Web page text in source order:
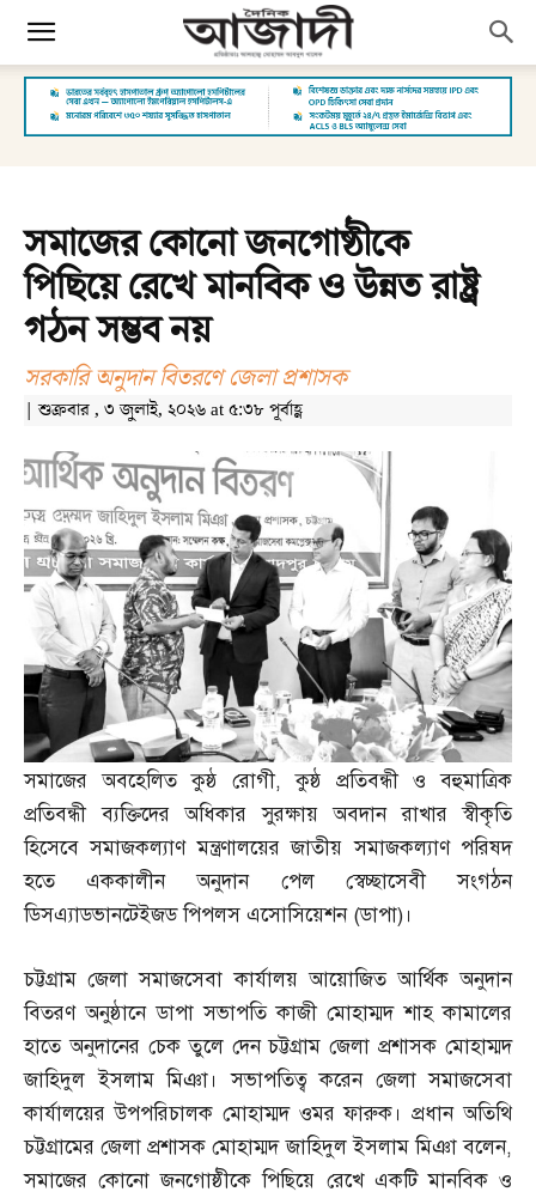
সমাজের কোনো জনগোষ্ঠীকে
পিছিয়ে রেখে মানবিক ও উন্নত রাষ্ট্র
গঠন সম্ভব নয়
সরকারি অনুদান বিতরণে জেলা প্রশাসক
| শুক্রবার , ৩ জুলাই, ২০২৬ at ৫:৩৮ পূর্বাহ্ণ
সমাজের অবহেলিত কুষ্ঠ রোগী,কুষ্ঠ প্রতিবন্ধী ও বহুমাত্রিক
প্রতিবন্ধী ব্যক্তিদের অধিকার সুরক্ষায় অবদান রাখার স্বীকৃতি
হিসেবে সমাজকল্যাণ মন্ত্রণালয়ের জাতীয় সমাজকল্যাণ পরিষদ
হতে এককালীন অনুদান পেল স্বেচ্ছাসেবী সংগঠন
ডিসএ্যাডভানটেইজড পিপলস এসোসিয়েশন (ডাপা)।
চট্টগ্রাম জেলা সমাজসেবা কার্যালয় আয়োজিত আর্থিক অনুদান
বিতরণ অনুষ্ঠানে ডাপা সভাপতি কাজী মোহাম্মদ শাহ কামালের
হাতে অনুদানের চেক তুলে দেন চট্টগ্রাম জেলা প্রশাসক মোহাম্মদ
জাহিদুল ইসলাম মিঞা। সভাপতিত্ব করেন জেলা সমাজসেবা
কার্যালয়ের উপপরিচালক মোহাম্মদ ওমর ফারুক। প্রধান অতিথি
চট্টগ্রামের জেলা প্রশাসক মোহাম্মদ জাহিদুল ইসলাম মিঞা বলেন,
সমাজের কোনো জনগোষ্ঠীকে পিছিয়ে রেখে একটি মানবিক ও